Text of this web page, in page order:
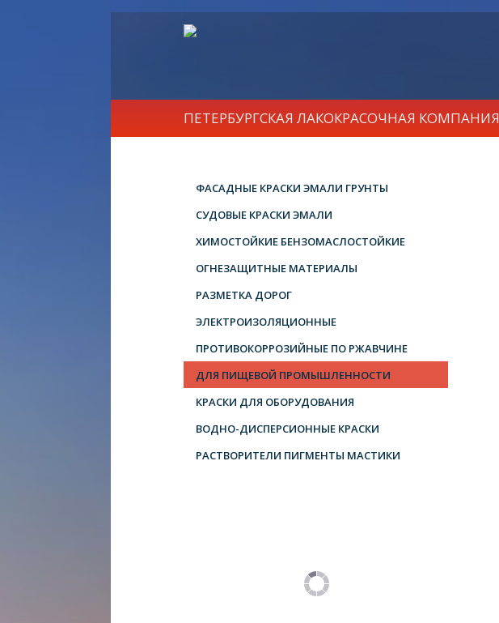
ПЕТЕРБУРГСКАЯ ЛАКОКРАСОЧНАЯ КОМПАНИЯ
ФАСАДНЫЕ КРАСКИ ЭМАЛИ ГРУНТЫ
СУДОВЫЕ КРАСКИ ЭМАЛИ
ХИМОСТОЙКИЕ БЕНЗОМАСЛОСТОЙКИЕ
ОГНЕЗАЩИТНЫЕ МАТЕРИАЛЫ
РАЗМЕТКА ДОРОГ
ЭЛЕКТРОИЗОЛЯЦИОННЫЕ
ПРОТИВОКОРРОЗИЙНЫЕ ПО РЖАВЧИНЕ
ДЛЯ ПИЩЕВОЙ ПРОМЫШЛЕННОСТИ
КРАСКИ ДЛЯ ОБОРУДОВАНИЯ
ВОДНО-ДИСПЕРСИОННЫЕ КРАСКИ
РАСТВОРИТЕЛИ ПИГМЕНТЫ МАСТИКИ